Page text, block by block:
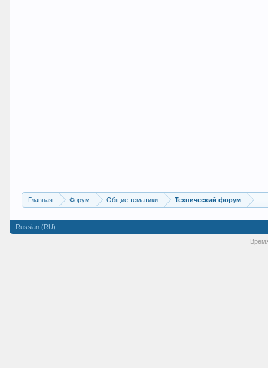
Главная Форум Общие тематики Технический форум
Russian (RU)